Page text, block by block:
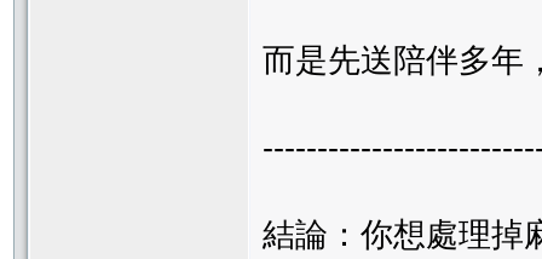
而是先送陪伴多年
結論：你想處理掉